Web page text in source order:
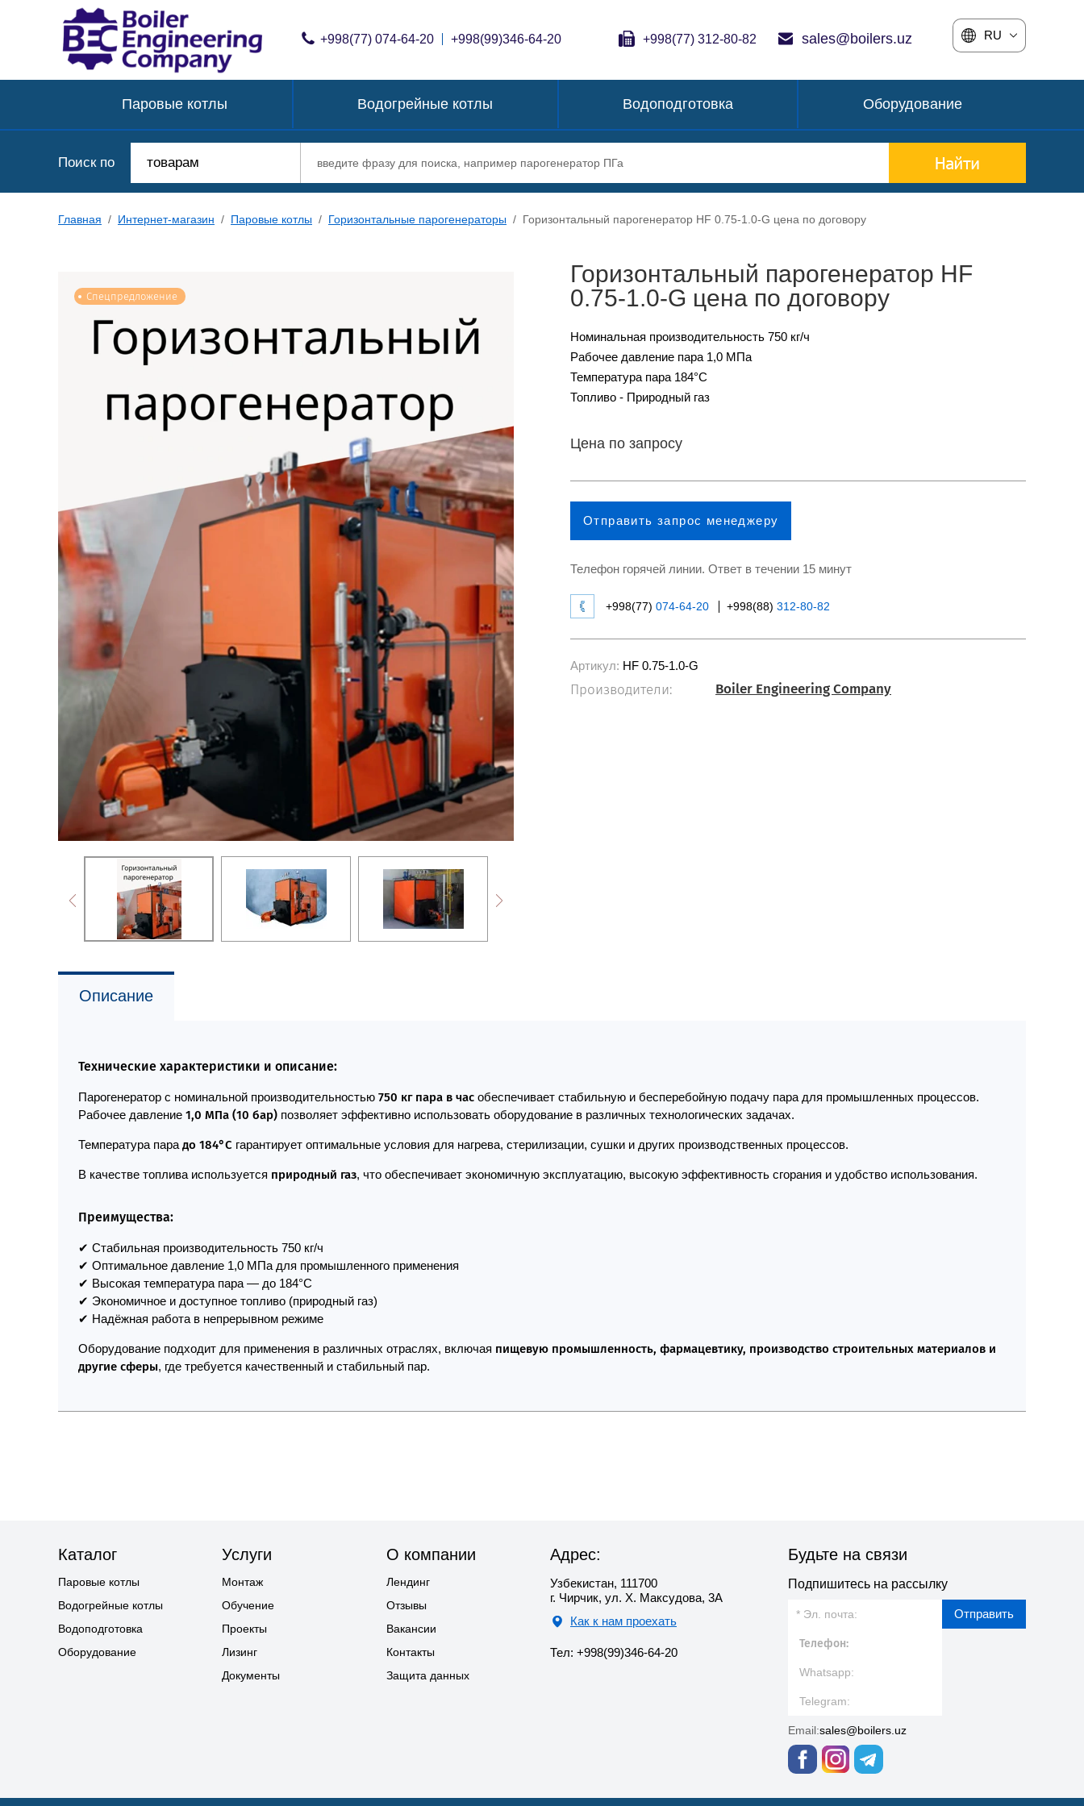
+998(77) 074-64-20 +998(99)346-64-20 +998(77) 312-80-82 sales@boilers.uz RU
Паровые котлы Водогрейные котлы Водоподготовка Оборудование
Поиск по товарам
Главная / Интернет-магазин / Паровые котлы / Горизонтальные парогенераторы / Горизонтальный парогенератор HF 0.75-1.0-G цена по договору
Спецпредложение
Горизонтальный парогенератор HF
0.75-1.0-G цена по договору
Номинальная производительность 750 кг/ч
Рабочее давление пара 1,0 МПа
Температура пара 184°С
Топливо - Природный газ
Цена по запросу
Отправить запрос менеджеру
Телефон горячей линии. Ответ в течении 15 минут
+998(77) 074-64-20 +998(88) 312-80-82
Артикул: HF 0.75-1.0-G
Производители: Boiler Engineering Company
Описание
Технические характеристики и описание:
Парогенератор с номинальной производительностью 750 кг пара в час обеспечивает стабильную и бесперебойную подачу пара для промышленных процессов.
Рабочее давление 1,0 МПа (10 бар) позволяет эффективно использовать оборудование в различных технологических задачах.
Температура пара до 184°C гарантирует оптимальные условия для нагрева, стерилизации, сушки и других производственных процессов.
В качестве топлива используется природный газ, что обеспечивает экономичную эксплуатацию, высокую эффективность сгорания и удобство использования.
Преимущества:
✔ Стабильная производительность 750 кг/ч
✔ Оптимальное давление 1,0 МПа для промышленного применения
✔ Высокая температура пара — до 184°C
✔ Экономичное и доступное топливо (природный газ)
✔ Надёжная работа в непрерывном режиме
Оборудование подходит для применения в различных отраслях, включая пищевую промышленность, фармацевтику, производство строительных материалов и
другие сферы, где требуется качественный и стабильный пар.
Каталог
Паровые котлы
Водогрейные котлы
Водоподготовка
Оборудование
Услуги
Монтаж
Обучение
Проекты
Лизинг
Документы
О компании
Лендинг
Отзывы
Вакансии
Контакты
Защита данных
Адрес:
Узбекистан, 111700
г. Чирчик, ул. Х. Максудова, 3А
Как к нам проехать
Тел: +998(99)346-64-20
Будьте на связи
Подпишитесь на рассылку
Отправить
Email:sales@boilers.uz